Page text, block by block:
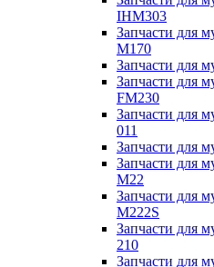
IHM303
Запчасти для
M170
Запчасти для
Запчасти для
FM230
Запчасти для
011
Запчасти для
Запчасти для
M22
Запчасти для
M222S
Запчасти для
210
Запчасти для